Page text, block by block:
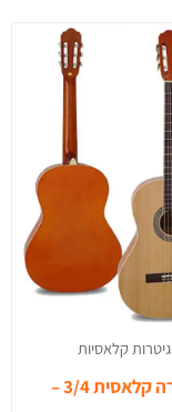
גיטרות קלאסיות
גיטרה קלאסית 3/4 –